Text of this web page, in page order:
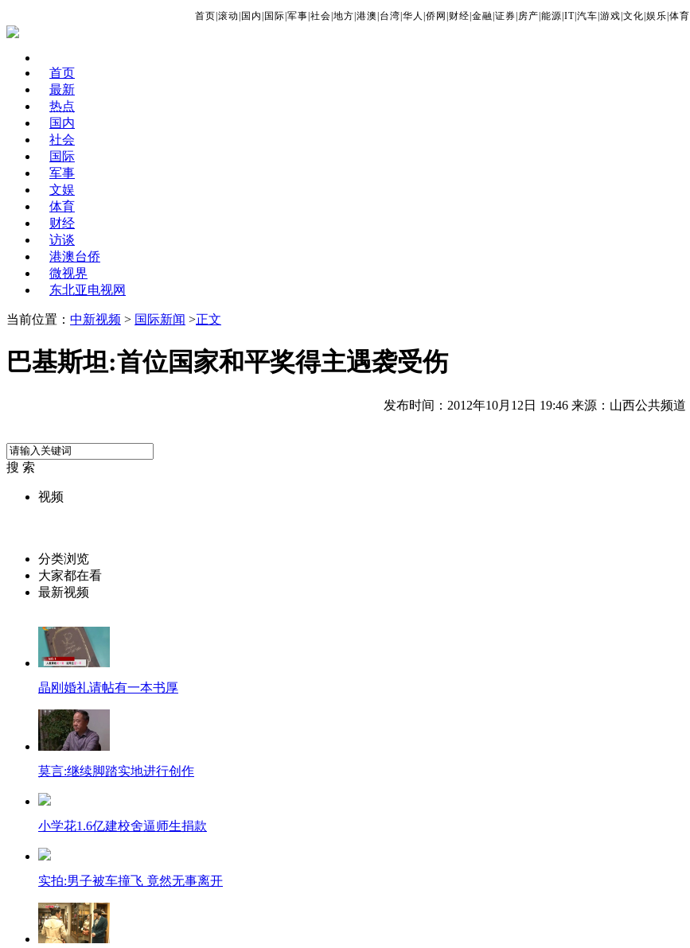
首页 滚动 国内 国际 军事 社会 地方 港澳 台湾 华人 侨网 财经 金融 证券 房产 能源 IT| 汽车 游戏 文化 娱乐 体育
首页
最新
热点
国内
社会
国际
军事
文娱
体育
财经
访谈
港澳台侨
微视界
东北亚电视网
当前位置： 中新视频 > 国际新闻 >正文
巴基斯坦:首位国家和平奖得主遇袭受伤
发布时间：2012年10月12日 19:46 来源：山西公共频道
搜 索
视频
分类浏览
大家都在看
最新视频
晶刚婚礼请帖有一本书厚
莫言:继续脚踏实地进行创作
小学花1.6亿建校舍逼师生捐款
实拍:男子被车撞飞 竟然无事离开